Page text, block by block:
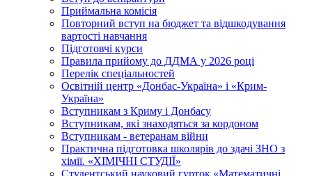
Приймальна комісія
Повторний вступ на бюджет та відшкодування
вартості навчання
Підготовчі курси
Правила прийому до ДДМА у 2026 році
Перелік спеціальностей
Освітній центр «Донбас-Україна» і «Крим-
Україна»
Вступникам з Криму і Донбасу
Вступникам, які знаходяться за кордоном
Вступникам - ветеранам війни
Практична підготовка школярів до здачі ЗНО з
хімії. «ХІМІЧНІ СТУДІЇ»
Студентський науковий гурток «Математичні